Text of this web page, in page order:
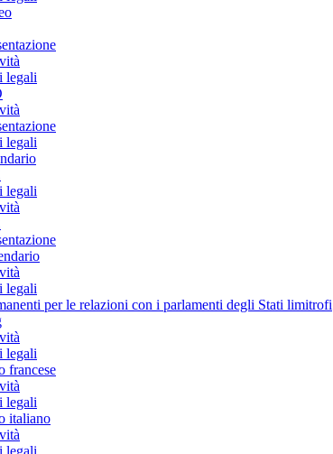
legali
legali
legali
legali
per le relazioni con i parlamenti degli Stati limitrofi
legali
francese
legali
italiano